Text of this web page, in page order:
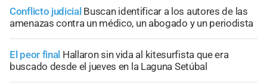
Conflicto judicial Buscan identificar a los autores de las
amenazas contra un médico, un abogado y un periodista
El peor final Hallaron sin vida al kitesurfista que era
buscado desde el jueves en la Laguna Setúbal